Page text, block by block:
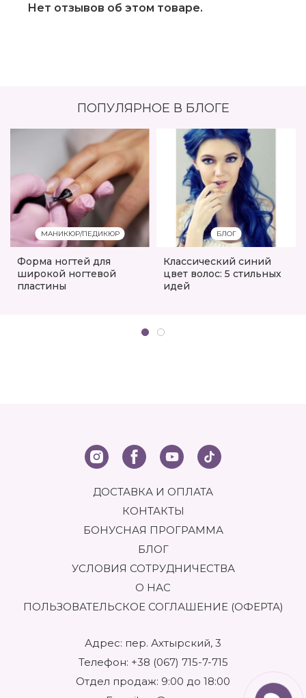
Нет отзывов об этом товаре.
ПОПУЛЯРНОЕ В БЛОГЕ
МАНИКЮР/ПЕДИКЮР
Форма ногтей для
широкой ногтевой
пластины
БЛОГ
Классический синий
цвет волос: 5 стильных
идей
ДОСТАВКА И ОПЛАТА
КОНТАКТЫ
БОНУСНАЯ ПРОГРАММА
БЛОГ
УСЛОВИЯ СОТРУДНИЧЕСТВА
О НАС
ПОЛЬЗОВАТЕЛЬСКОЕ СОГЛАШЕНИЕ (ОФЕРТА)
Адрес: пер. Ахтырский, 3
Телефон: +38 (067) 715-7-715
Отдел продаж: 9:00 до 18:00